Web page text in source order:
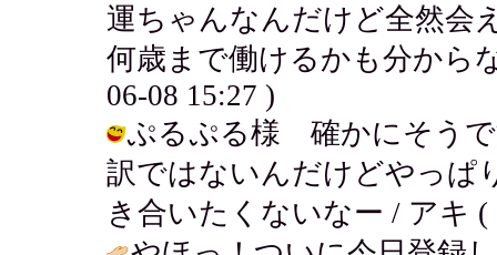
運ちゃんなんだけど全然会
何歳まで働けるかも分から
06-08 15:27 )
ぷるぷる様 確かにそう
訳ではないんだけどやっぱ
き合いたくないなー / アキ (